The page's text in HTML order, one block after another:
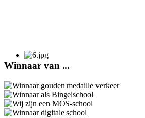
Winnaar van ...